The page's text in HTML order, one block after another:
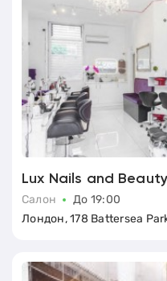
Lux Nails and Beauty
Салон
До 19:00
Лондон, 178 Battersea